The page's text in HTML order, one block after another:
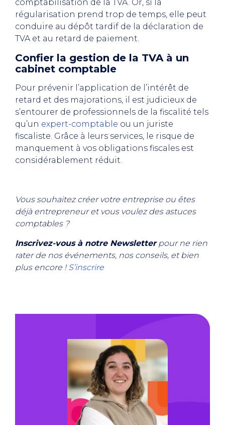
comptabilisation de la TVA. Or, si la
régularisation prend trop de temps, elle peut
conduire au dépôt tardif de la déclaration de
TVA et au retard de paiement.
Confier la gestion de la TVA à un
cabinet comptable
Pour prévenir l’application de l’intérêt de
retard et des majorations, il est judicieux de
s’entourer de professionnels de la fiscalité tels
qu’un expert-comptable ou un juriste
fiscaliste. Grâce à leurs services, le risque de
manquement à vos obligations fiscales est
considérablement réduit.
Vous souhaitez créer votre entreprise ou êtes
déjà entrepreneur et vous voulez des astuces
comptables ?
Inscrivez-vous à notre Newsletterpour ne rien
rater de nos événements, nos conseils, et bien
plus encore !S’inscrire